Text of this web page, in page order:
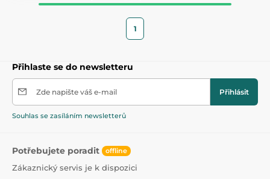
1
Přihlaste se do newsletteru
Zde napište váš e-mail Přihlásit
Souhlas se zasíláním newsletterů
Potřebujete poradit offline
Zákaznický servis je k dispozici